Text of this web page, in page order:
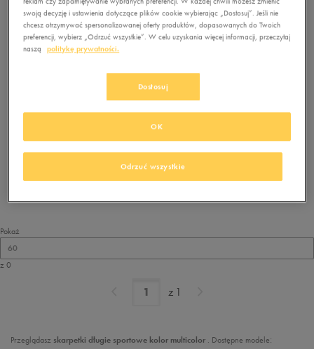
Wybrane filtry: DŁUGIE MULTICOLOR Wyczyść filtry
Brak produktów do wyświetlenia
Zmień kryteria wyszukiwania lub
Pokaż
60
z 0
z 1
Przeglądasz skarpetki długie sportowe kolor multicolor . Dostępne modele:
swoją decyzję i ustawienia dotyczące plików cookie wybierając „Dostosuj”. Jeśli nie
chcesz otrzymywać spersonalizowanej oferty produktów, dopasowanych do Twoich
preferencji, wybierz „Odrzuć wszystkie”. W celu uzyskania więcej informacji, przeczytaj
naszą
politykę prywatności.
Dostosuj
Odrzuć wszystkie
OK